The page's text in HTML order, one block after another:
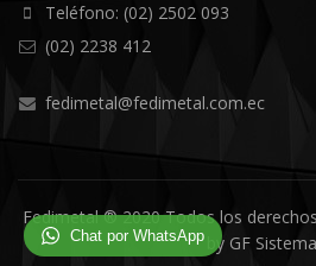
Teléfono: (02) 2502 093
(02) 2238 412
fedimetal@fedimetal.com.ec
Fedimetal ® 2020 Todos los
by GF
Chat por WhatsApp